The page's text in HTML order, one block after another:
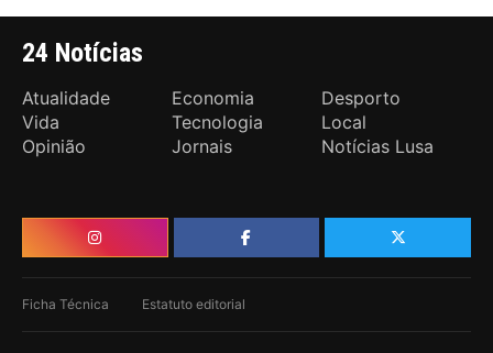
24 Notícias
Atualidade Economia
Desporto
Vida
Tecnologia
Local
Opinião
Jornais Notícias Lusa
Ficha Técnica Estatuto editorial